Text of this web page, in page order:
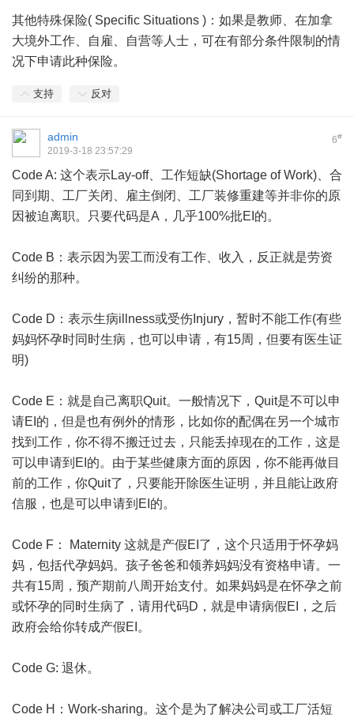
其他特殊保险( Specific Situations )：如果是教师、在加拿
大境外工作、自雇、自营等人士，可在有部分条件限制的情
况下申请此种保险。
支持 反对
6#
admin
2019-3-18 23:57:29
Code A: 这个表示Lay-off、工作短缺(Shortage of Work)、合
同到期、工厂关闭、雇主倒闭、工厂装修重建等并非你的原
因被迫离职。只要代码是A，几乎100%批EI的。
Code B：表示因为罢工而没有工作、收入，反正就是劳资
纠纷的那种。
Code D：表示生病illness或受伤Injury，暂时不能工作(有些
妈妈怀孕时同时生病，也可以申请，有15周，但要有医生证
明)
Code E：就是自己离职Quit。一般情况下，Quit是不可以申
请EI的，但是也有例外的情形，比如你的配偶在另一个城市
找到工作，你不得不搬迁过去，只能丢掉现在的工作，这是
可以申请到EI的。由于某些健康方面的原因，你不能再做目
前的工作，你Quit了，只要能开除医生证明，并且能让政府
信服，也是可以申请到EI的。
Code F： Maternity 这就是产假EI了，这个只适用于怀孕妈
妈，包括代孕妈妈。孩子爸爸和领养妈妈没有资格申请。一
共有15周，预产期前八周开始支付。如果妈妈是在怀孕之前
或怀孕的同时生病了，请用代码D，就是申请病假EI，之后
政府会给你转成产假EI。
Code G: 退休。
Code H：Work-sharing。这个是为了解决公司或工厂活短